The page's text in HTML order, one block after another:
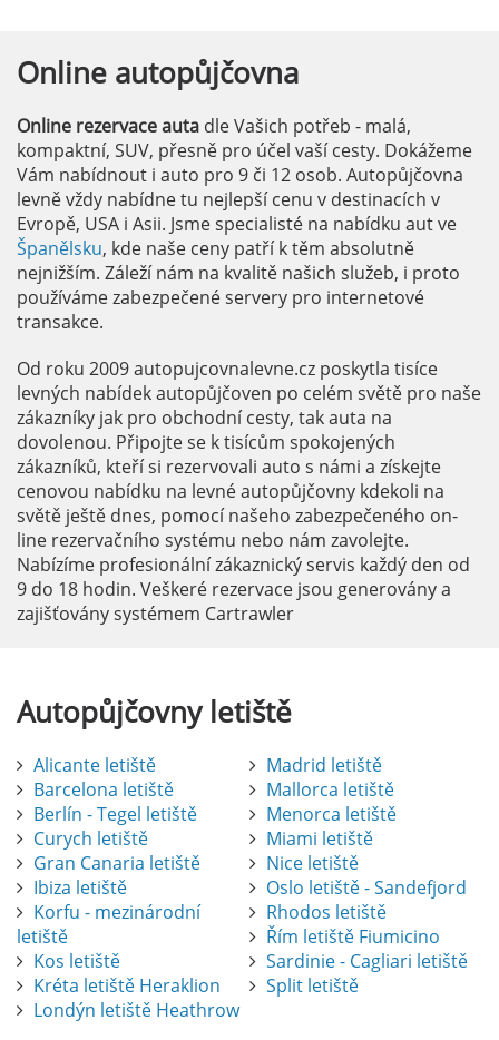
Online autopůjčovna
Online rezervace auta dle Vašich potřeb - malá,
kompaktní, SUV, přesně pro účel vaší cesty. Dokážeme
Vám nabídnout i auto pro 9 či 12 osob. Autopůjčovna
levně vždy nabídne tu nejlepší cenu v destinacích v
Evropě, USA i Asii. Jsme specialisté na nabídku aut ve
Španělsku, kde naše ceny patří k těm absolutně
nejnižším. Záleží nám na kvalitě našich služeb, i proto
používáme zabezpečené servery pro internetové
transakce.
Od roku 2009 autopujcovnalevne.cz poskytla tisíce
levných nabídek autopůjčoven po celém světě pro naše
zákazníky jak pro obchodní cesty, tak auta na
dovolenou. Připojte se k tisícům spokojených
zákazníků, kteří si rezervovali auto s námi a získejte
cenovou nabídku na levné autopůjčovny kdekoli na
světě ještě dnes, pomocí našeho zabezpečeného on-
line rezervačního systému nebo nám zavolejte.
Nabízíme profesionální zákaznický servis každý den od
9 do 18 hodin. Veškeré rezervace jsou generovány a
zajišťovány systémem Cartrawler
Autopůjčovnyletiště
Alicante letiště
Barcelona letiště
Berlín - Tegel letiště
Curych letiště
Gran Canaria letiště
Ibiza letiště
Korfu - mezinárodní
letiště
Kos letiště
Kréta letiště Heraklion
Londýn letiště Heathrow
Madrid letiště
Mallorca letiště
Menorca letiště
Miami letiště
Nice letiště
Oslo letiště - Sandefjord
Rhodos letiště
Řím letiště Fiumicino
Sardinie - Cagliari letiště
Split letiště